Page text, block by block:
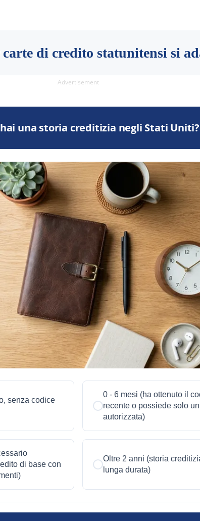
di credito statunitensi si
Advertisement
una storia creditizia negli Stati Uniti?
senza codice
0 - 6 mesi (ha ottenuto il
recente o possiede solo
autorizzata)
di base con
Oltre 2 anni (storia
lunga durata)